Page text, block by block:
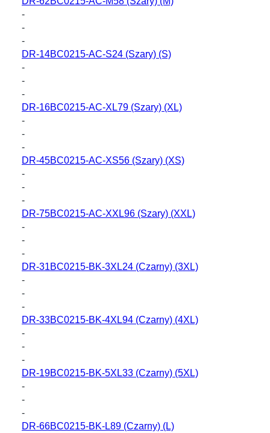
-
-
-
DR-14BC0215-AC-S24 (Szary) (S)
-
-
-
DR-16BC0215-AC-XL79 (Szary) (XL)
-
-
-
DR-45BC0215-AC-XS56 (Szary) (XS)
-
-
-
DR-75BC0215-AC-XXL96 (Szary) (XXL)
-
-
-
DR-31BC0215-BK-3XL24 (Czarny) (3XL)
-
-
-
DR-33BC0215-BK-4XL94 (Czarny) (4XL)
-
-
-
DR-19BC0215-BK-5XL33 (Czarny) (5XL)
-
-
-
DR-66BC0215-BK-L89 (Czarny) (L)